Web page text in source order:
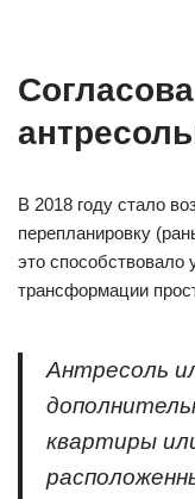
В 2018 году стало
перепланировку
это способствовало
трансформации
Антресоль
квартиры